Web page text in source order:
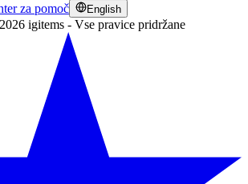
za pomoč English
igitems - Vse pravice pridržane